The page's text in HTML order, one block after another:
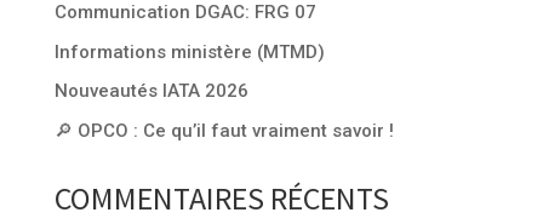
Communication DGAC: FRG 07
Informations ministère (MTMD)
Nouveautés IATA 2026
🔎 OPCO : Ce qu’il faut vraiment savoir !
COMMENTAIRES RÉCENTS